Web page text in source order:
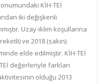
KİH-TEİ
iki değişkenli
Uzay-iklim koşullarına
ve 2018 (sakin)
elde edilmiştir. KİH-TEİ
değerleriyle farkları
olduğu 2013